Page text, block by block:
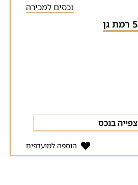
נכסים למכירה
צפייה בנכס
הוספה למועדפים